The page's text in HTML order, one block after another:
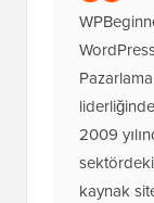
2009
kaynak